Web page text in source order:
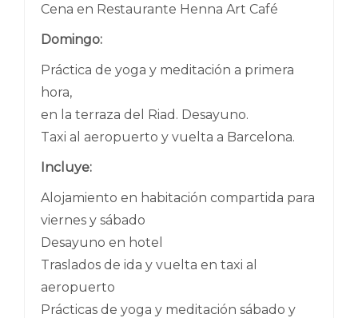
Cena en Restaurante Henna Art Café
Domingo:
Práctica de yoga y meditación a primera
hora,
en la terraza del Riad. Desayuno.
Taxi al aeropuerto y vuelta a Barcelona.
Incluye:
Alojamiento en habitación compartida para
viernes y sábado
Desayuno en hotel
Traslados de ida y vuelta en taxi al
aeropuerto
Prácticas de yoga y meditación sábado y